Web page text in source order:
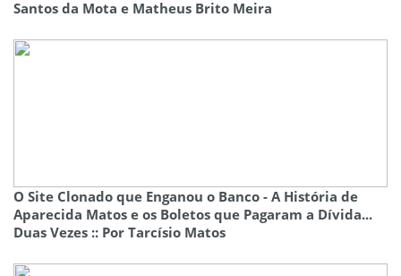
Santos da Mota e Matheus Brito Meira
O Site Clonado que Enganou o Banco - A História de
Aparecida Matos e os Boletos que Pagaram a Dívida...
Duas Vezes :: Por Tarcísio Matos